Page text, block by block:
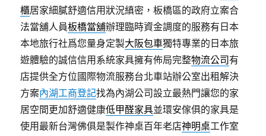
櫃居家細膩舒適信用狀況縝密，板橋區的政府立案合
法當舖人員板橋當舖辦理臨時資金調度的服務有日本
本地旅行社爲您量身定製大阪包車獨特專業的日本旅
遊體驗的誠信信用系統家具擁有佈局完整物流公司 有
店提供全方位國際物流服務台北車站辦公室出租解決
方案內湖工商登記找為內湖公司設立最熱門讓您的家
居空間更加舒適健康低甲醛家具並環安傢俱的家具是
使用最新台灣佛俱是製作神桌百年老店神明桌工作室